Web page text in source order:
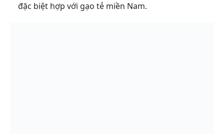
đặc biệt hợp với gạo tẻ miền Nam.